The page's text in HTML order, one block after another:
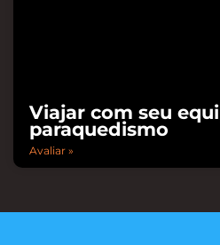
Viajar com seu
paraquedismo
Avaliar »